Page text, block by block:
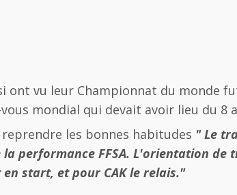
ont vu leur Championnat du monde
mondial qui devait avoir lieu du 8
les bonnes habitudes " Le
performance FFSA. L'orientation
start, et pour CAK le relais."